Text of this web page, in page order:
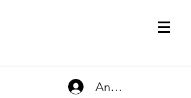
Anmelden